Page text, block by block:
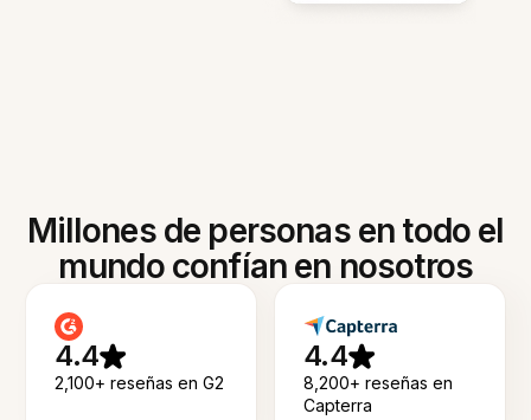
Millones de personas en todo el
mundo confían en nosotros
4.4
2,100+ reseñas en G2
4.4
8,200+ reseñas en
Capterra